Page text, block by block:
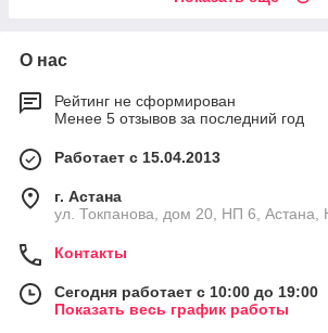
О нас
Рейтинг не сформирован
Менее 5 отзывов за последний год
Работает с 15.04.2013
г. Астана
ул. Токпанова, дом 20, НП 6, Астана,
Контакты
Сегодня работает с 10:00 до 19:00
Показать весь график работы